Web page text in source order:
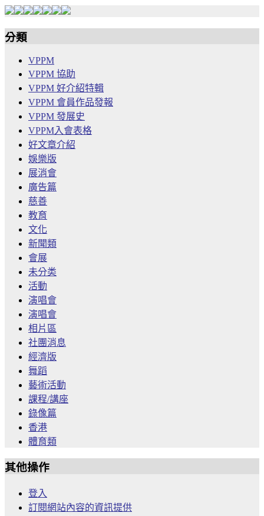
分類
VPPM
VPPM 協助
VPPM 好介紹特輯
VPPM 會員作品發報
VPPM 發展史
VPPM入會表格
好文章介紹
娛樂版
展消會
廣告篇
慈善
教育
文化
新聞類
會展
未分类
活動
演唱會
演唱會
相片區
社團消息
經濟版
舞蹈
藝術活動
課程/講座
錄像篇
香港
體育類
其他操作
登入
訂閱網站內容的資訊提供